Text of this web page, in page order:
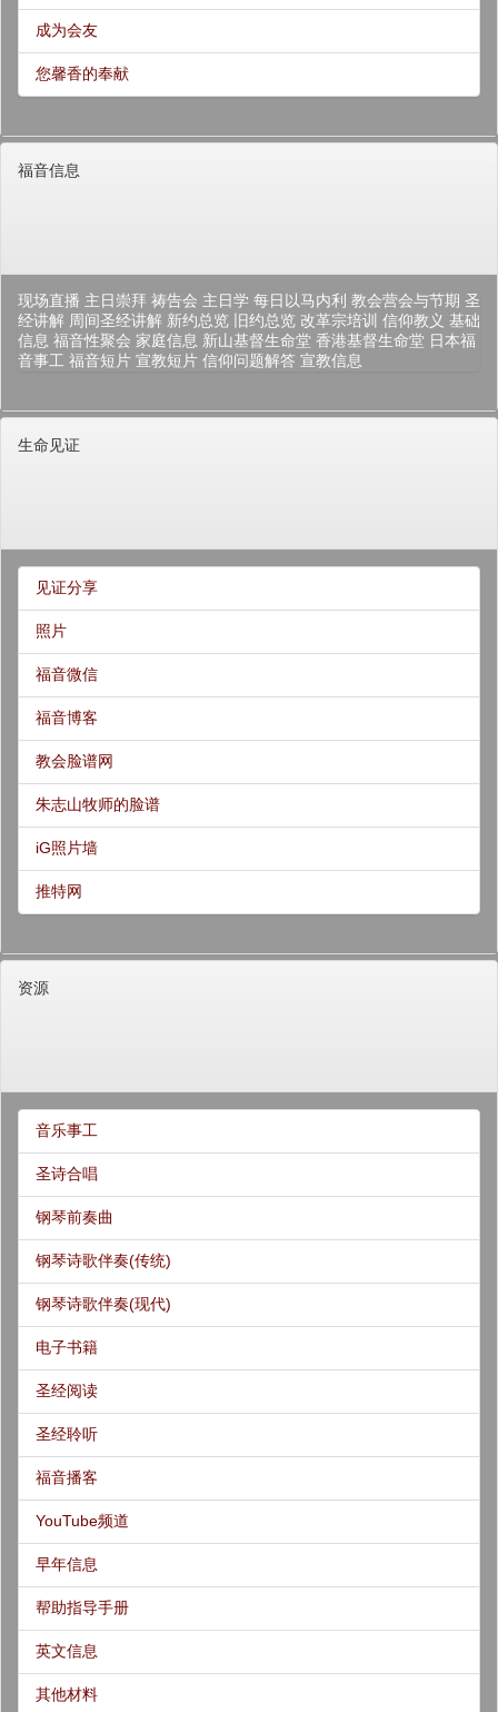
成为会友
您馨香的奉献
福音信息
现场直播 主日崇拜 祷告会 主日学 每日以马内利 教会营会与节期 圣
经讲解 周间圣经讲解 新约总览 旧约总览 改革宗培训 信仰教义 基础
信息 福音性聚会 家庭信息 新山基督生命堂 香港基督生命堂 日本福
音事工 福音短片 宣教短片 信仰问题解答 宣教信息
生命见证
见证分享
照片
福音微信
福音博客
教会脸谱网
朱志山牧师的脸谱
iG照片墙
推特网
资源
音乐事工
圣诗合唱
钢琴前奏曲
钢琴诗歌伴奏(传统)
钢琴诗歌伴奏(现代)
电子书籍
圣经阅读
圣经聆听
福音播客
YouTube频道
早年信息
帮助指导手册
英文信息
其他材料